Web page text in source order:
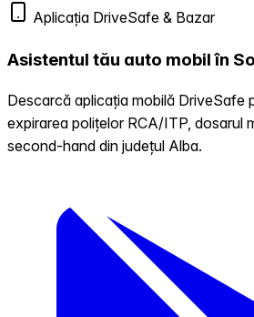
Aplicația DriveSafe & Bazar
Asistentul tău auto mobil în
Descarcă aplicația mobilă DriveSafe
expirarea polițelor RCA/ITP, dosarul
second-hand din județul Alba.